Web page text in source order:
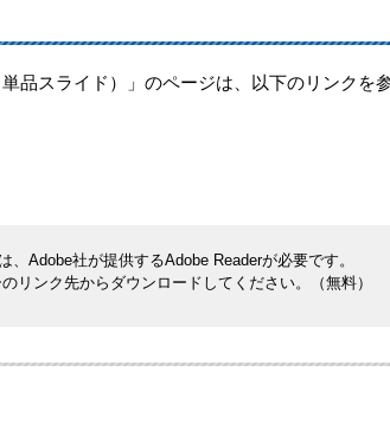
品スライド）」のページは、以下のリンクを
Adobe社が提供するAdobe Readerが必要です。
リンク先からダウンロードしてください。（無料）